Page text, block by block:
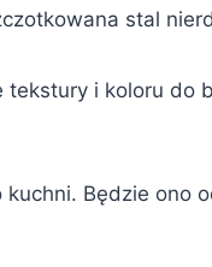
stal
i koloru do
Będzie ono